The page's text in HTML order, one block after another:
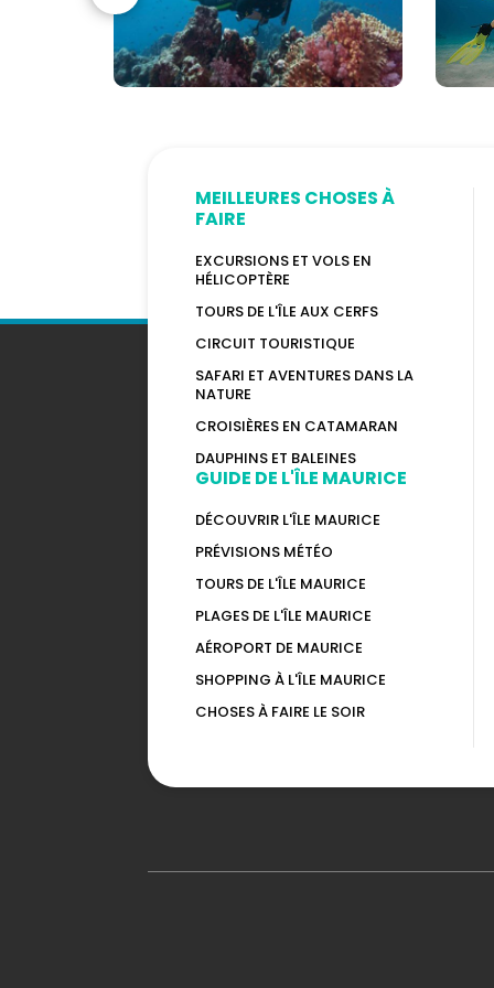
CMAS
MEILLEURES CHOSES À
FAIRE
EXCURSIONS ET VOLS EN
HÉLICOPTÈRE
TOURS DE L'ÎLE AUX CERFS
CIRCUIT TOURISTIQUE
SAFARI ET AVENTURES DANS LA
NATURE
CROISIÈRES EN CATAMARAN
DAUPHINS ET BALEINES
GUIDE DE L'ÎLE MAURICE
DÉCOUVRIR L'ÎLE MAURICE
PRÉVISIONS MÉTÉO
TOURS DE L'ÎLE MAURICE
PLAGES DE L'ÎLE MAURICE
AÉROPORT DE MAURICE
SHOPPING À L'ÎLE MAURICE
CHOSES À FAIRE LE SOIR